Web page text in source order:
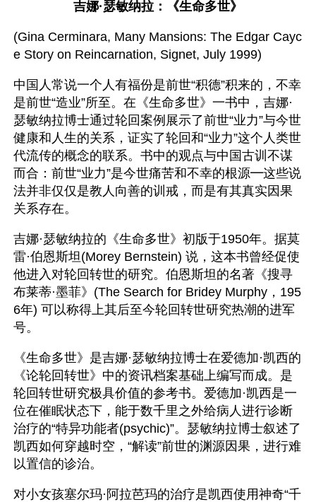
吉娜·瑟敏纳拉：《生命多世》
(Gina Cerminara, Many Mansions: The Edgar Cayc
e Story on Reincarnation, Signet, July 1999)
中国人常说一个人有福份是前世“积德”积来的，不幸
是前世“造业”所至。在《生命多世》一书中，吉娜·
瑟敏纳拉博士通过轮回案例展示了前世“业力”与今世
健康和人生的关系，证实了轮回和“业力”这个人类世
代流传的概念的联系。书中的观点与中国古训不谋
而合：前世“业力”是今世痛苦和不幸的根源━这些说
法并非仅仅是教人向善的训戒，而是有其真实因果
关系存在。
吉娜·瑟敏纳拉的《生命多世》初版于1950年。据莫
雷·伯恩斯坦(Morey Bernstein) 说，这本书曾经促使
他进入对轮回转世的研究。伯恩斯坦的名著《搜寻
布莱蒂·墨菲》(The Search for Bridey Murphy，195
6年) 可以称得上其后至今轮回转世研究热潮的进军
号。
《生命多世》是吉娜·瑟敏纳拉博士在爱德加·凯西的
《论轮回转世》中的资讯档案基础上编写而成。是
轮回转世研究极具价值的参考书。爱德加·凯西是一
位在催眠状态下，能于数千里之外给病人进行诊断
治疗的“特异功能者(psychic)”。瑟敏纳拉博士叙述了
凯西如何穿越时空，“解读”前世的渊源因果，进行难
以置信的诊治。
对小女孩塞尔玛·阿拉芭玛的治疗是凯西使用神奇“千